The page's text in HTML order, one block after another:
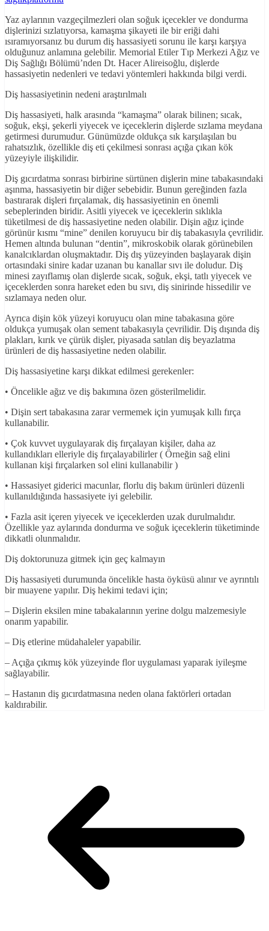
Yaz aylarının vazgeçilmezleri olan soğuk içecekler ve dondurma
dişlerinizi sızlatıyorsa, kamaşma şikayeti ile bir eriği dahi
ısıramıyorsanız bu durum diş hassasiyeti sorunu ile karşı karşıya
olduğunuz anlamına gelebilir. Memorial Etiler Tıp Merkezi Ağız ve
Diş Sağlığı Bölümü’nden Dt. Hacer Alireisoğlu, dişlerde
hassasiyetin nedenleri ve tedavi yöntemleri hakkında bilgi verdi.
Diş hassasiyetinin nedeni araştırılmalı
Diş hassasiyeti, halk arasında “kamaşma” olarak bilinen; sıcak,
soğuk, ekşi, şekerli yiyecek ve içeceklerin dişlerde sızlama meydana
getirmesi durumudur. Günümüzde oldukça sık karşılaşılan bu
rahatsızlık, özellikle diş eti çekilmesi sonrası açığa çıkan kök
yüzeyiyle ilişkilidir.
Diş gıcırdatma sonrası birbirine sürtünen dişlerin mine tabakasındaki
aşınma, hassasiyetin bir diğer sebebidir. Bunun gereğinden fazla
bastırarak dişleri fırçalamak, diş hassasiyetinin en önemli
sebeplerinden biridir. Asitli yiyecek ve içeceklerin sıklıkla
tüketilmesi de diş hassasiyetine neden olabilir. Dişin ağız içinde
görünür kısmı “mine” denilen koruyucu bir diş tabakasıyla çevrilidir.
Hemen altında bulunan “dentin”, mikroskobik olarak görünebilen
kanalcıklardan oluşmaktadır. Diş dış yüzeyinden başlayarak dişin
ortasındaki sinire kadar uzanan bu kanallar sıvı ile doludur. Diş
minesi zayıflamış olan dişlerde sıcak, soğuk, ekşi, tatlı yiyecek ve
içeceklerden sonra hareket eden bu sıvı, diş sinirinde hissedilir ve
sızlamaya neden olur.
Ayrıca dişin kök yüzeyi koruyucu olan mine tabakasına göre
oldukça yumuşak olan sement tabakasıyla çevrilidir. Diş dışında diş
plakları, kırık ve çürük dişler, piyasada satılan diş beyazlatma
ürünleri de diş hassasiyetine neden olabilir.
Diş hassasiyetine karşı dikkat edilmesi gerekenler:
• Öncelikle ağız ve diş bakımına özen gösterilmelidir.
• Dişin sert tabakasına zarar vermemek için yumuşak kıllı fırça
kullanabilir.
• Çok kuvvet uygulayarak diş fırçalayan kişiler, daha az
kullandıkları elleriyle diş fırçalayabilirler ( Örneğin sağ elini
kullanan kişi fırçalarken sol elini kullanabilir )
• Hassasiyet giderici macunlar, florlu diş bakım ürünleri düzenli
kullanıldığında hassasiyete iyi gelebilir.
• Fazla asit içeren yiyecek ve içeceklerden uzak durulmalıdır.
Özellikle yaz aylarında dondurma ve soğuk içeceklerin tüketiminde
dikkatli olunmalıdır.
Diş doktorunuza gitmek için geç kalmayın
Diş hassasiyeti durumunda öncelikle hasta öyküsü alınır ve ayrıntılı
bir muayene yapılır. Diş hekimi tedavi için;
– Dişlerin eksilen mine tabakalarının yerine dolgu malzemesiyle
onarım yapabilir.
– Diş etlerine müdahaleler yapabilir.
– Açığa çıkmış kök yüzeyinde flor uygulaması yaparak iyileşme
sağlayabilir.
– Hastanın diş gıcırdatmasına neden olana faktörleri ortadan
kaldırabilir.